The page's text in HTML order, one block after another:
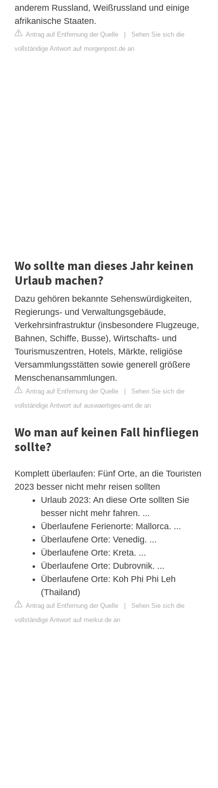
anderem Russland, Weißrussland und einige
afrikanische Staaten.
Antrag auf Entfernung der Quelle
Sehen Sie sich die
vollständige Antwort auf morgenpost.de an
Wo sollte man dieses Jahr keinen
Urlaub machen?
Dazu gehören bekannte Sehenswürdigkeiten,
Regierungs- und Verwaltungsgebäude,
Verkehrsinfrastruktur (insbesondere Flugzeuge,
Bahnen, Schiffe, Busse), Wirtschafts- und
Tourismuszentren, Hotels, Märkte, religiöse
Versammlungsstätten sowie generell größere
Menschenansammlungen.
Antrag auf Entfernung der Quelle
Sehen Sie sich die
vollständige Antwort auf auswaertiges-amt.de an
Wo man auf keinen Fall hinfliegen
sollte?
Komplett überlaufen: Fünf Orte, an die Touristen
2023 besser nicht mehr reisen sollten
Urlaub 2023: An diese Orte sollten Sie
besser nicht mehr fahren. ...
Überlaufene Ferienorte: Mallorca. ...
Überlaufene Orte: Venedig. ...
Überlaufene Orte: Kreta. ...
Überlaufene Orte: Dubrovnik. ...
Überlaufene Orte: Koh Phi Phi Leh
(Thailand)
Antrag auf Entfernung der Quelle
Sehen Sie sich die
vollständige Antwort auf merkur.de an